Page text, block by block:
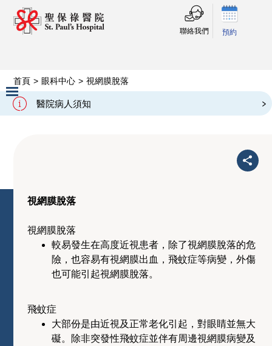
聯絡我們 預約
醫院病人須知
Slide 2 of 3.
首頁 > 眼科中心 > 視網膜脫落
視網膜脫落
視網膜脫落
視網膜脫落
較易發生在高度近視患者，除了視網膜脫落的危
險，也容易有視網膜出血，飛蚊症等病變，外傷
也可能引起視網膜脫落。
飛蚊症
大部份是由近視及正常老化引起，對眼睛並無大
礙。除非突發性飛蚊症並伴有周邊視網膜病變及